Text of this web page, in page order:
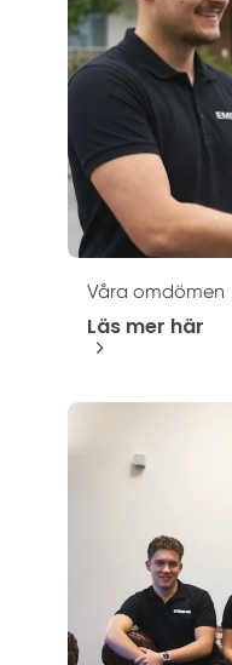
Våra omdömen
Läs mer här